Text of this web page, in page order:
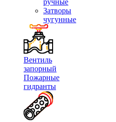
ручные
Затворы
чугунные
Вентиль
запорный
Пожарные
гидранты